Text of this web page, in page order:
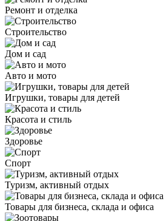
Ремонт и отделка
Строительство
Дом и сад
Авто и мото
Игрушки, товары для детей
Красота и стиль
Здоровье
Спорт
Туризм, активный отдых
Товары для бизнеса, склада и офиса